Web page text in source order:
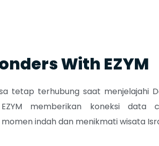
With EZYM
tetap terhubung saat menjelajahi
EZYM memberikan koneksi data
indah dan menikmati wisata